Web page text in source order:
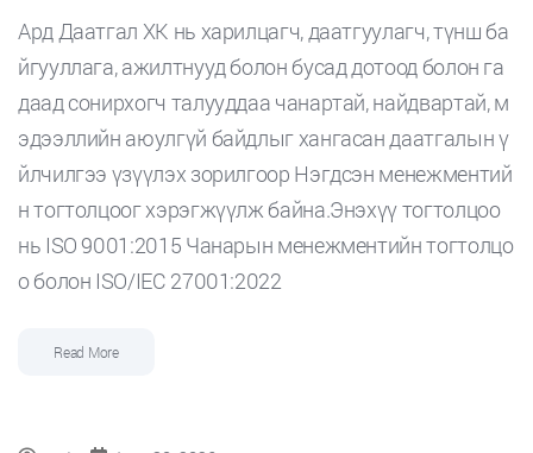
Ард Даатгал ХК нь харилцагч, даатгуулагч, түнш ба
йгууллага, ажилтнууд болон бусад дотоод болон га
даад сонирхогч талууддаа чанартай, найдвартай, м
эдээллийн аюулгүй байдлыг хангасан даатгалын ү
йлчилгээ үзүүлэх зорилгоор Нэгдсэн менежментий
н тогтолцоог хэрэгжүүлж байна.Энэхүү тогтолцоо
нь ISO 9001:2015 Чанарын менежментийн тогтолцо
о болон ISO/IEC 27001:2022
Read More